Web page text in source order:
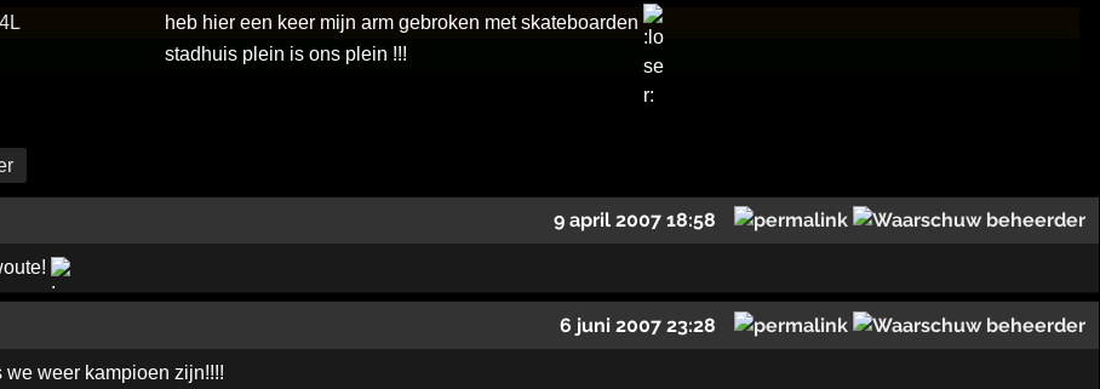
heb hier een keer mijn arm gebroken met skateboarden
stadhuis plein is ons plein !!!
9 april 2007 18:58
6 juni 2007 23:28
we weer kampioen zijn!!!!